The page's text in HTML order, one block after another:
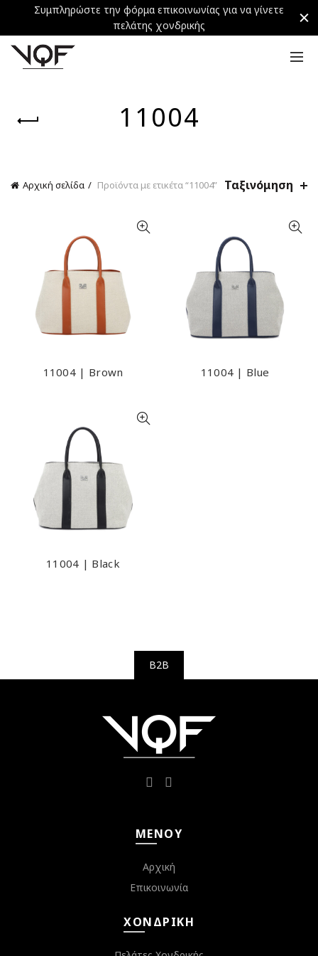
11004
Αρχική σελίδα Προϊόντα με ετικέτα “11004” Ταξινόμηση
11004 | Brown 11004 | Blue
11004 | Black
B2B
ΜΕΝΟΎ
Αρχική
Επικοινωνία
ΧΟΝΔΡΙΚΉ
Συμπληρώστε την φόρμα επικοινωνίας για να γίνετε
πελάτης χονδρικής